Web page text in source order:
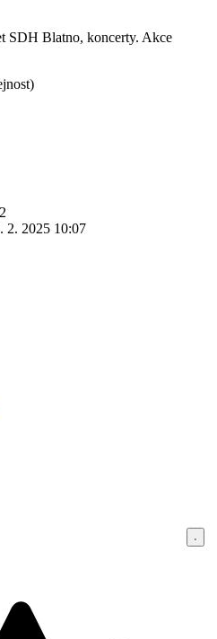
SDH Blatno, koncerty. Akce
2. 2025 10:07